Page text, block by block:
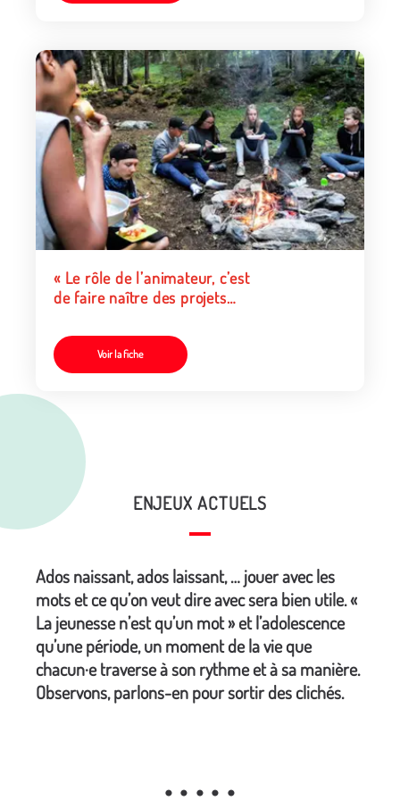
« Le rôle de l’animateur, c’est
de faire naître des projets
Voir la fiche
ENJEUX ACTUELS
Ados naissant, ados laissant, … jouer avec les
mots et ce qu’on veut dire avec sera bien utile. «
La jeunesse n’est qu’un mot » et l’adolescence
qu’une période, un moment de la vie que
chacun·e traverse à son rythme et à sa manière.
Observons, parlons-en pour sortir des clichés.
• • • • •